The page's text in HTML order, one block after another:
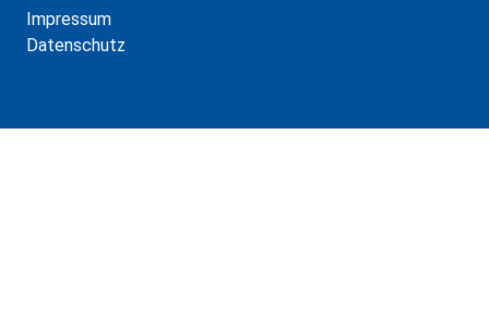
Impressum
Datenschutz